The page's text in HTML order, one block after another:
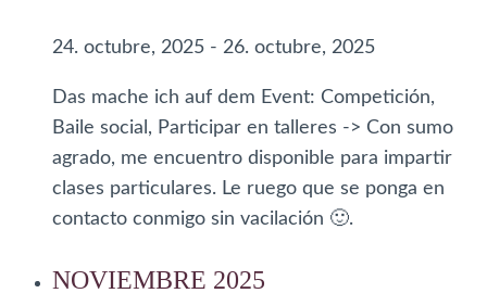
24. octubre, 2025 - 26. octubre, 2025
Das mache ich auf dem Event: Competición,
Baile social, Participar en talleres -> Con sumo
agrado, me encuentro disponible para impartir
clases particulares. Le ruego que se ponga en
contacto conmigo sin vacilación 🙂.
NOVIEMBRE 2025